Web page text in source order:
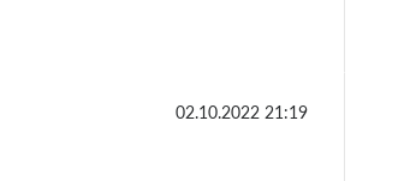
02.10.2022 21:19